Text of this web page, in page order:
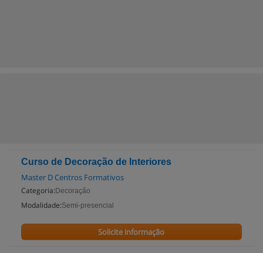
Curso de Decoração de Interiores
Master D Centros Formativos
Categoria: Decoração
Modalidade:Semi-presencial
Solicite informação